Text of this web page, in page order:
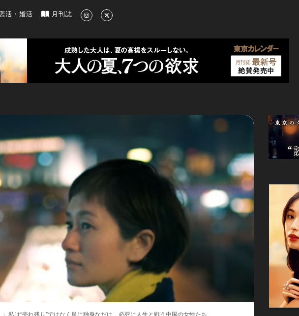
ルメ、洗練されたライフスタイル情報
活・婚活 月刊誌
私は“売れ残り”ではなく単に独身なだけ。必死に人生と戦う中国の女性たち